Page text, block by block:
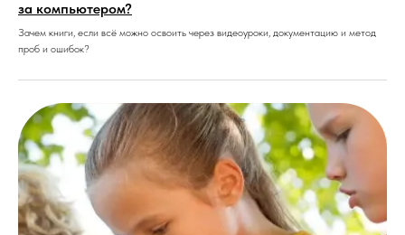
за компьютером?
Зачем книги, если всё можно освоить через видеоуроки, документацию и метод
проб и ошибок?